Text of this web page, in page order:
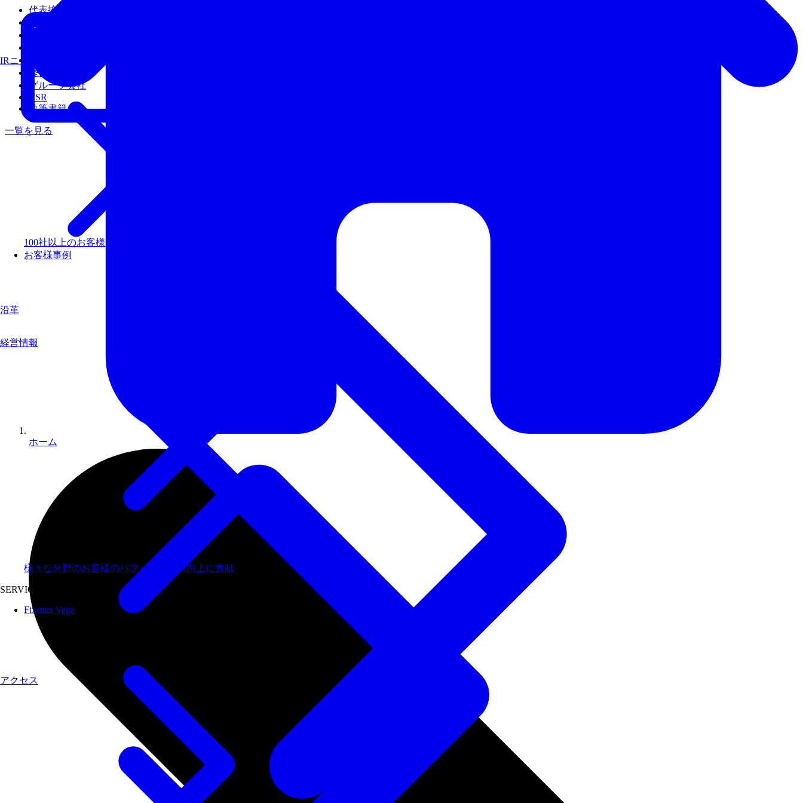
IRニュース
代表挨拶
経営理念
グループ会社
CSR
執筆書籍
一覧を見る
沿革
アクセス
100社以上のお客様を支援しリピート率99％以上の評価
お客様事例
様々な分野のお客様のパフォーマンス向上に貢献
SERVICES
Fixstars Vega
経営情報
ホーム